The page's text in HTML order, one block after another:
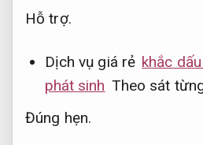
Hỗ trợ.
Dịch vụ giá rẻ khắc
phát sinh Theo sát
Đúng hẹn.